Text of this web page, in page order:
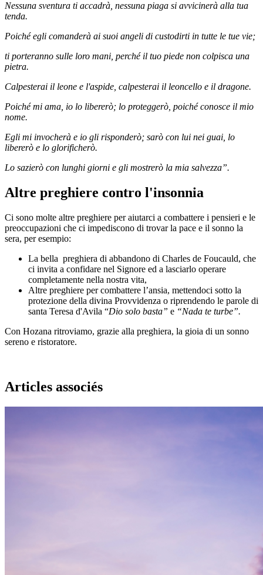
Nessuna sventura ti accadrà, nessuna piaga si avvicinerà alla tua
tenda.
Poiché egli comanderà ai suoi angeli di custodirti in tutte le tue vie;
ti porteranno sulle loro mani, perché il tuo piede non colpisca una
pietra.
Calpesterai il leone e l'aspide, calpesterai il leoncello e il dragone.
Poiché mi ama, io lo libererò; lo proteggerò, poiché conosce il mio
nome.
Egli mi invocherà e io gli risponderò; sarò con lui nei guai, lo
libererò e lo glorificherò.
Lo sazierò con lunghi giorni e gli mostrerò la mia salvezza”.
Altre preghiere contro l'insonnia
Ci sono molte altre preghiere per aiutarci a combattere i pensieri e le
preoccupazioni che ci impediscono di trovar la pace e il sonno la
sera, per esempio:
La bella preghiera di abbandono di Charles de Foucauld, che
ci invita a confidare nel Signore ed a lasciarlo operare
completamente nella nostra vita,
Altre preghiere per combattere l’ansia, mettendoci sotto la
protezione della divina Provvidenza o riprendendo le parole di
santa Teresa d'Avila “Dio solo basta” e “Nada te turbe”.
Con Hozana ritroviamo, grazie alla preghiera, la gioia di un sonno
sereno e ristoratore.
Articles associés